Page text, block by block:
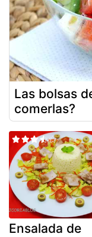
Las bolsas
comerlas?
Ensalada de